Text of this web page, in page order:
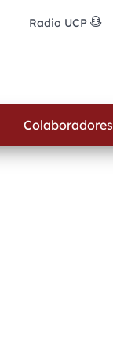
Radio UCP
Colaboradores